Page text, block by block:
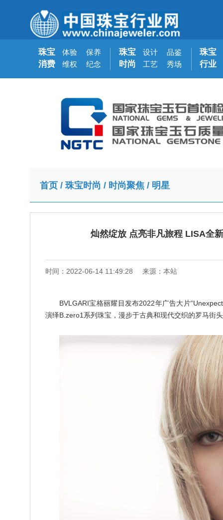
珠宝
消费
体验
维权
保养
纪念
珠宝
时尚
设计
工艺
品鉴
秀场
珠宝
行业
首页 / 珠宝时尚 / 时尚聚焦 / 明星
灿然绽放 点亮非凡旅程 LISA全
时间：2022-06-14 11:49:28 来源：本站
BVLGARI宝格丽耀目发布2022年广告大片
演绎B.zero1系列珠宝，漫步于古典和现代交织的罗马街